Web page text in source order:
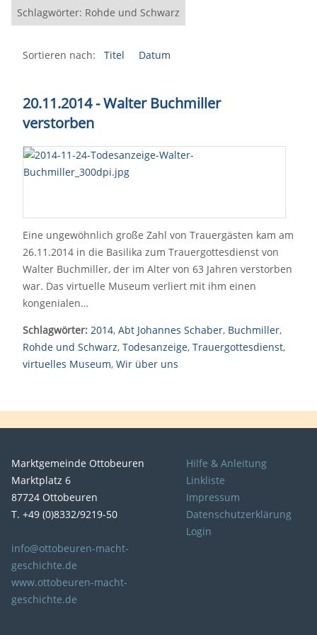
Schlagwörter: Rohde und Schwarz
Sortieren nach: Titel Datum
20.11.2014 - Walter Buchmiller
verstorben
Eine ungewöhnlich große Zahl von Trauergästen kam am
26.11.2014 in die Basilika zum Trauergottesdienst von
Walter Buchmiller, der im Alter von 63 Jahren verstorben
war. Das virtuelle Museum verliert mit ihm einen
kongenialen…
Schlagwörter: 2014, Abt Johannes Schaber, Buchmiller,
Rohde und Schwarz, Todesanzeige, Trauergottesdienst,
virtuelles Museum, Wir über uns
Marktgemeinde Ottobeuren
Marktplatz 6
87724 Ottobeuren
T. +49 (0)8332/9219-50
info@ottobeuren-macht-
geschichte.de
www.ottobeuren-macht-
geschichte.de
Hilfe & Anleitung
Linkliste
Impressum
Datenschutzerklärung
Login